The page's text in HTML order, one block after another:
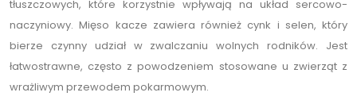
tłuszczowych, które korzystnie wpływają na układ sercowo-
naczyniowy. Mięso kacze zawiera również cynk i selen, który
bierze czynny udział w zwalczaniu wolnych rodników. Jest
łatwostrawne, często z powodzeniem stosowane u zwierząt z
wrażliwym przewodem pokarmowym.